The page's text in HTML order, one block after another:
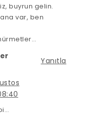
buyrun gelin.
var, ben
Yanıtla